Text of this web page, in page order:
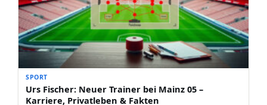
SPORT
Urs Fischer: Neuer Trainer bei Mainz 05 –
Karriere, Privatleben & Fakten